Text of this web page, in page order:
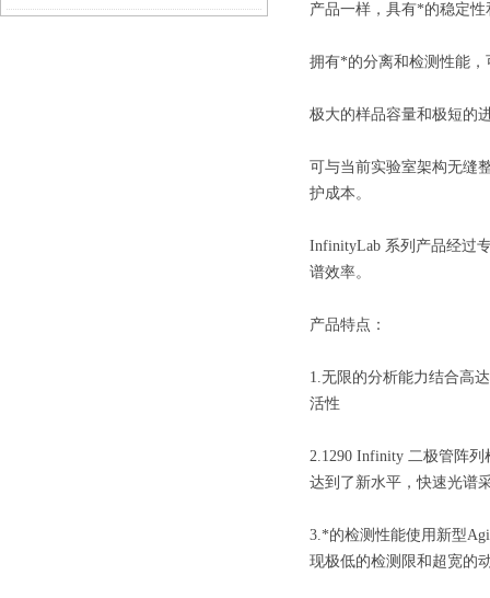
产品一样，具有*的稳定
拥有*的分离和检测性能
极大的样品容量和极短的
可与当前实验室架构无缝
护成本。
InfinityLab 系列产品经过
谱效率。
产品特点：
1.无限的分析能力结合高
活性
2.1290 Infinity 二极管阵
达到了新水平，快速光谱
3.*的检测性能使用新型
现极低的检测限和超宽的